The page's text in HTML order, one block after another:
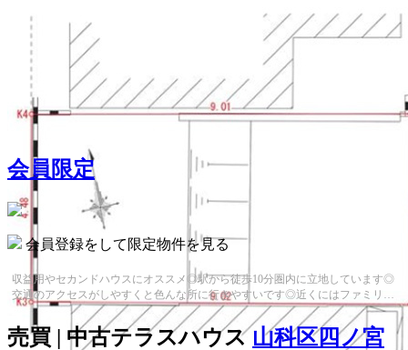
会員限定
会員登録をして限定物件を見る
収益用やセカンドハウスにオススメ◎駅から徒歩10分圏内に立地しています◎
交通のアクセスがしやすくと色んな所に行きやすいです◎近くにはファミリー
マート京都東インター店(徒歩3分)が...
売買 | 中古テラスハウス山科区四ノ宮